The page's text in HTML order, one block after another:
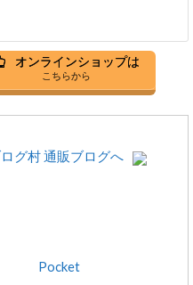
オンラインショップは
こちらから
Pocket